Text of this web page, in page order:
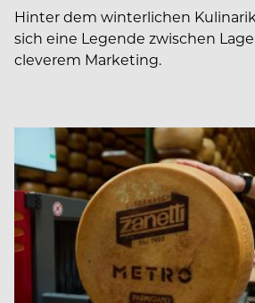
Hinter dem winterlichen
sich eine Legende zwischen
cleverem Marketing.